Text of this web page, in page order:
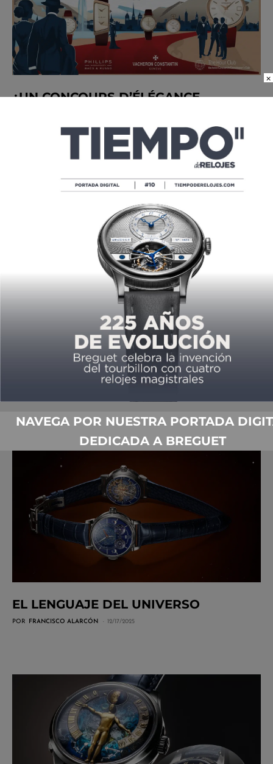
¿UN CONCOURS D’ÉLÉGANCE
VACHERON CONSTANTIN
50 AÑOS DEL NAUTILUS Y OTROS 15
ANIVERSARIOS RELOJEROS DE 2026
EL LENGUAJE DEL UNIVERSO
POR FRANCISCO ALARCÓN 12/17/2025
×
NAVEGA POR NUESTRA PORTADA
DEDICADA A BREGUET